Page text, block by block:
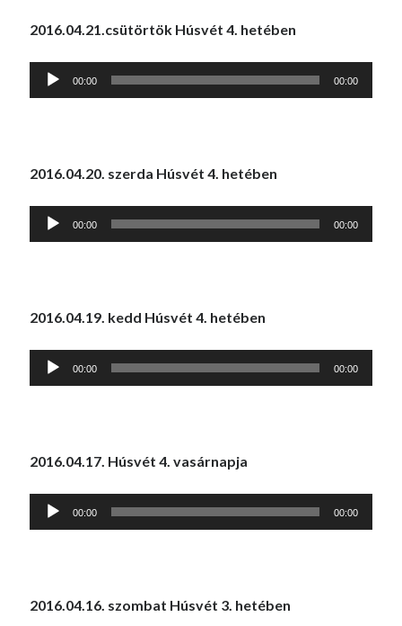
2016.04.21.csütörtök Húsvét 4. hetében
Audió
00:00 00:00
2016.04.20. szerda Húsvét 4. hetében
Audió
00:00 00:00
2016.04.19. kedd Húsvét 4. hetében
Audió
00:00 00:00
2016.04.17. Húsvét 4. vasárnapja
Audió
00:00 00:00
2016.04.16. szombat Húsvét 3. hetében